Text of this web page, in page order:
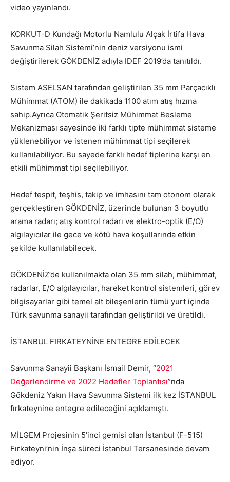
video yayınlandı.
KORKUT-D Kundağı Motorlu Namlulu Alçak İrtifa Hava
Savunma Silah Sistemi’nin deniz versiyonu ismi
değiştirilerek GÖKDENİZ adıyla IDEF 2019’da tanıtıldı.
Sistem ASELSAN tarafından geliştirilen 35 mm Parçacıklı
Mühimmat (ATOM) ile dakikada 1100 atım atış hızına
sahip.Ayrıca Otomatik Şeritsiz Mühimmat Besleme
Mekanizması sayesinde iki farklı tipte mühimmat sisteme
yüklenebiliyor ve istenen mühimmat tipi seçilerek
kullanılabiliyor. Bu sayede farklı hedef tiplerine karşı en
etkili mühimmat tipi seçilebiliyor.
Hedef tespit, teşhis, takip ve imhasını tam otonom olarak
gerçekleştiren GÖKDENİZ, üzerinde bulunan 3 boyutlu
arama radarı; atış kontrol radarı ve elektro-optik (E/O)
algılayıcılar ile gece ve kötü hava koşullarında etkin
şekilde kullanılabilecek.
GÖKDENİZ’de kullanılmakta olan 35 mm silah, mühimmat,
radarlar, E/O algılayıcılar, hareket kontrol sistemleri, görev
bilgisayarlar gibi temel alt bileşenlerin tümü yurt içinde
Türk savunma sanayii tarafından geliştirildi ve üretildi.
İSTANBUL FIRKATEYNİNE ENTEGRE EDİLECEK
Savunma Sanayii Başkanı İsmail Demir, “2021
Değerlendirme ve 2022 Hedefler Toplantısı”nda
Gökdeniz Yakın Hava Savunma Sistemi ilk kez İSTANBUL
fırkateynine entegre edileceğini açıklamıştı.
MİLGEM Projesinin 5’inci gemisi olan İstanbul (F-515)
Fırkateyni’nin İnşa süreci İstanbul Tersanesinde devam
ediyor.